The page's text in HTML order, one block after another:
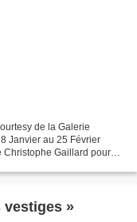
de la Galerie
Janvier au 25 Février
Christophe Gaillard pour
vestiges »